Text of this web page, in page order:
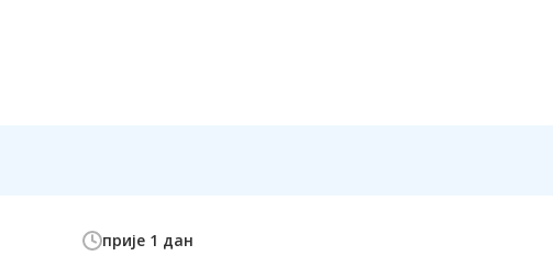
прије 1 дан